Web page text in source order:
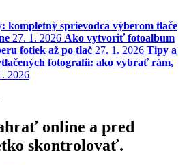
sprievodca výberom tlače
27. 1. 2026 Ako vytvoriť fotoalbum
fotiek až po tlač 27. 1. 2026 Tipy a
fotografií: ako vybrať rám,
2026
online a pred
skontrolovať.